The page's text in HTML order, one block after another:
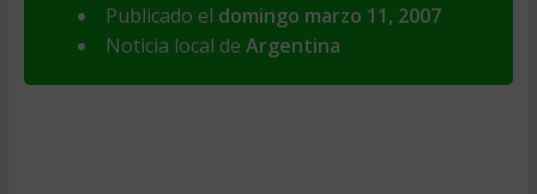
Publicado el domingo marzo 11, 2007
Noticia local de Argentina